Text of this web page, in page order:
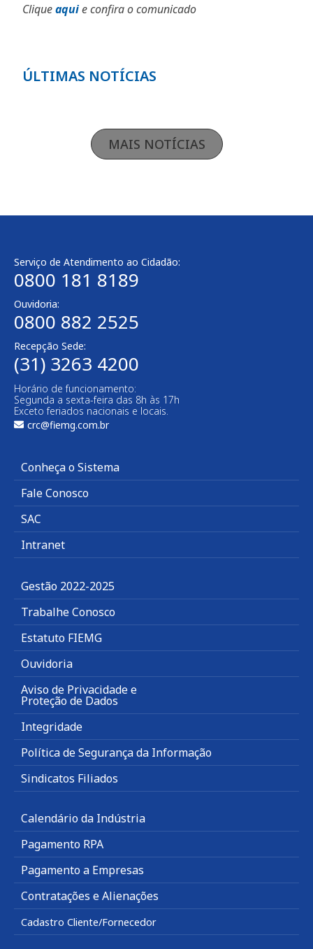
Cliqueaquie confira o comunicado
ÚLTIMAS NOTÍCIAS
MAIS NOTÍCIAS
Serviço de Atendimento ao Cidadão:
0800 181 8189
Ouvidoria:
0800 882 2525
Recepção Sede:
(31) 3263 4200
Horário de funcionamento:
Segunda a sexta-feira das 8h às 17h
Exceto feriados nacionais e locais.
crc@fiemg.com.br
Conheça o Sistema
Fale Conosco
SAC
Intranet
Gestão 2022-2025
Trabalhe Conosco
Estatuto FIEMG
Ouvidoria
Aviso de Privacidade e
Proteção de Dados
Integridade
Política de Segurança da Informação
Sindicatos Filiados
Calendário da Indústria
Pagamento RPA
Pagamento a Empresas
Contratações e Alienações
Cadastro Cliente/Fornecedor